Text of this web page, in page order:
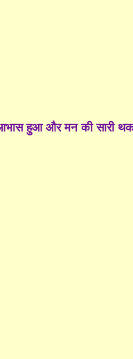
हुआ और मन की सारी